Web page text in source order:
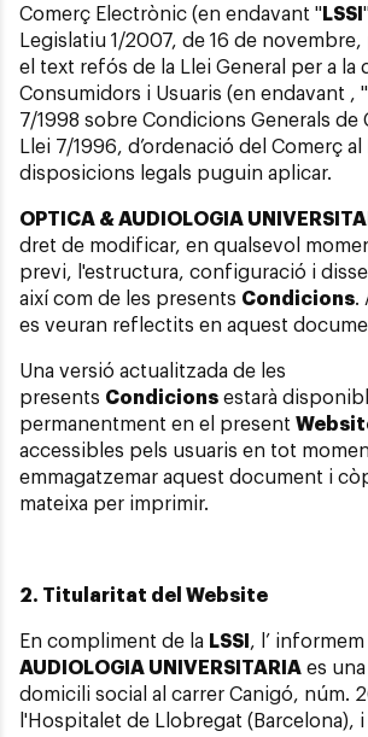
Comerç Electrònic (en endavant " LSSI
Legislatiu 1/2007, de 16 de
el text refós de la Llei General per a la
Consumidors i Usuaris (en endavant , "
7/1998 sobre Condicions Generals de
Llei 7/1996, d’ordenació del Comerç
disposicions legals puguin aplicar.
OPTICA & AUDIOLOGIA
dret de modificar, en qualsevol
previ, l'estructura, configuració i
així com de les presents Condicions.
es veuran reflectits en aquest
Una versió actualitzada de les
presents Condicions estarà
permanentment en el present
accessibles pels usuaris en tot
emmagatzemar aquest document i
mateixa per imprimir.
2. Titularitat del Website
En compliment de la LSSI , l’
AUDIOLOGIA UNIVERSITARIA es
domicili social al carrer Canigó, núm.
l'Hospitalet de Llobregat (Barcelona), i